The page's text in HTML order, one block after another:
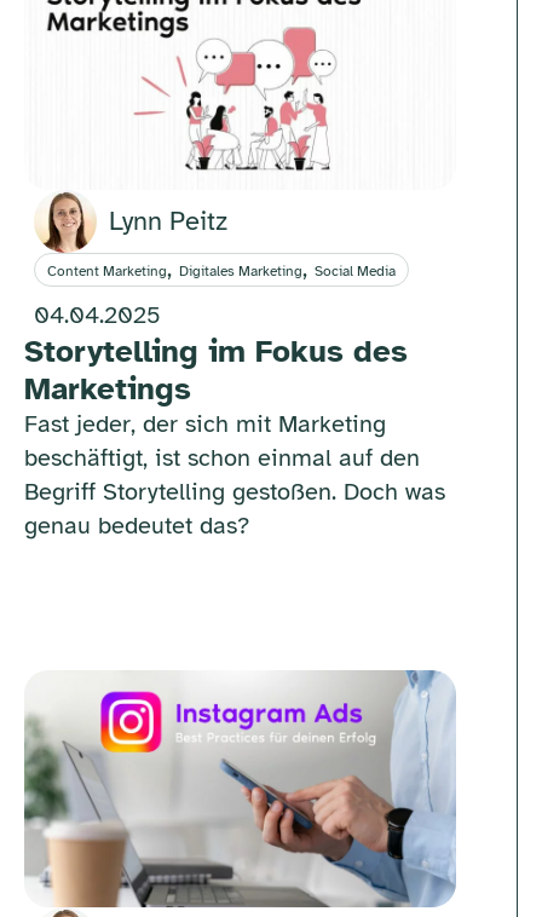
Lynn Peitz
Content Marketing, Digitales Marketing, Social Media
04.04.2025
Storytelling im Fokus des
Marketings
Fast jeder, der sich mit Marketing
beschäftigt, ist schon einmal auf den
Begriff Storytelling gestoßen. Doch was
genau bedeutet das?